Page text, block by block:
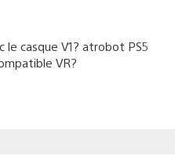
le casque V1? atrobot PS5
VR?